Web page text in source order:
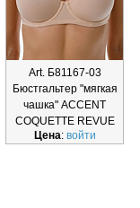
Art. Б81167-03
Бюстгальтер "мягкая
чашка" ACCENT
COQUETTE REVUE
Цена: войти